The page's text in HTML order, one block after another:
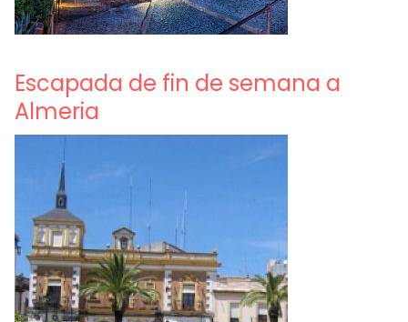
Escapada de fin de semana a
Almeria